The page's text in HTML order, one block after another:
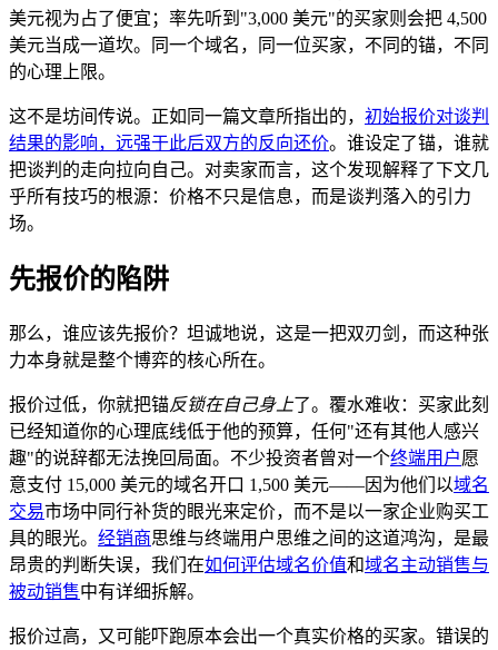
美元视为占了便宜；率先听到"3,000 美元"的买家则会把 4,500
美元当成一道坎。同一个域名，同一位买家，不同的锚，不同
的心理上限。
这不是坊间传说。正如同一篇文章所指出的， 初始报价对谈判
结果的影响，远强于此后双方的反向还价。谁设定了锚，谁就
把谈判的走向拉向自己。对卖家而言，这个发现解释了下文几
乎所有技巧的根源：价格不只是信息，而是谈判落入的引力
场。
先报价的陷阱
那么，谁应该先报价？坦诚地说，这是一把双刃剑，而这种张
力本身就是整个博弈的核心所在。
报价过低，你就把锚反锁在自己身上了。覆水难收：买家此刻
已经知道你的心理底线低于他的预算，任何"还有其他人感兴
趣"的说辞都无法挽回局面。不少投资者曾对一个终端用户愿
意支付 15,000 美元的域名开口 1,500 美元——因为他们以域名
交易市场中同行补货的眼光来定价，而不是以一家企业购买工
具的眼光。 经销商思维与终端用户思维之间的这道鸿沟，是最
昂贵的判断失误，我们在如何评估域名价值和域名主动销售与
被动销售中有详细拆解。
报价过高，又可能吓跑原本会出一个真实价格的买家。错误的